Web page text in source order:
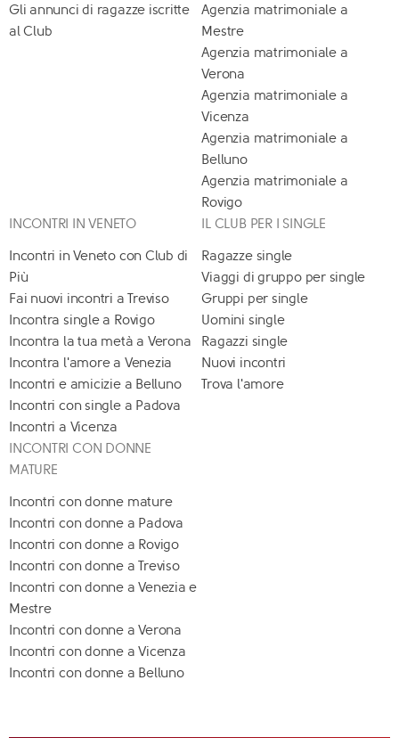
Gli annunci di ragazze iscritte
al Club
Agenzia matrimoniale a
Mestre
Agenzia matrimoniale a
Verona
Agenzia matrimoniale a
Vicenza
Agenzia matrimoniale a
Belluno
Agenzia matrimoniale a
Rovigo
INCONTRI IN VENETO
Incontri in Veneto con Club di
Più
Fai nuovi incontri a Treviso
Incontra single a Rovigo
Incontra la tua metà a Verona
Incontra l'amore a Venezia
Incontri e amicizie a Belluno
Incontri con single a Padova
Incontri a Vicenza
IL CLUB PER I SINGLE
Ragazze single
Viaggi di gruppo per single
Gruppi per single
Uomini single
Ragazzi single
Nuovi incontri
Trova l'amore
INCONTRI CON DONNE
MATURE
Incontri con donne mature
Incontri con donne a Padova
Incontri con donne a Rovigo
Incontri con donne a Treviso
Incontri con donne a Venezia e
Mestre
Incontri con donne a Verona
Incontri con donne a Vicenza
Incontri con donne a Belluno